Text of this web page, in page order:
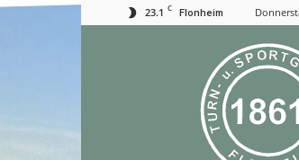
23.1 C Flonheim